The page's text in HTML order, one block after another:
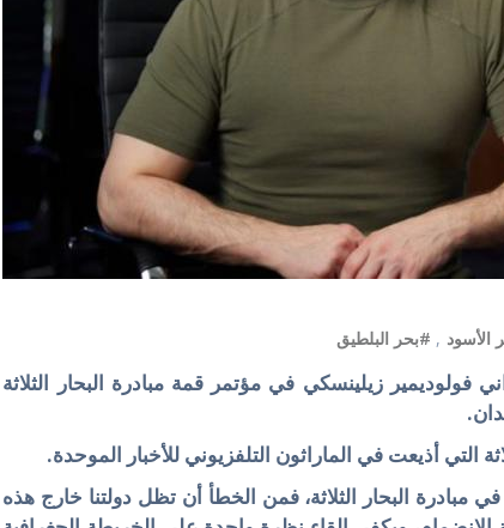
الأسود , #بحر البلطيق
فولوديمير زيلينسكي في مؤتمر قمة مبادرة البحار الثلاثة
التي أذيعت في الماراثون التلفزيوني للأخبار الموحدة.
مبادرة البحار الثلاثة، فمن الخطأ أن تظل دولتنا خارج هذه